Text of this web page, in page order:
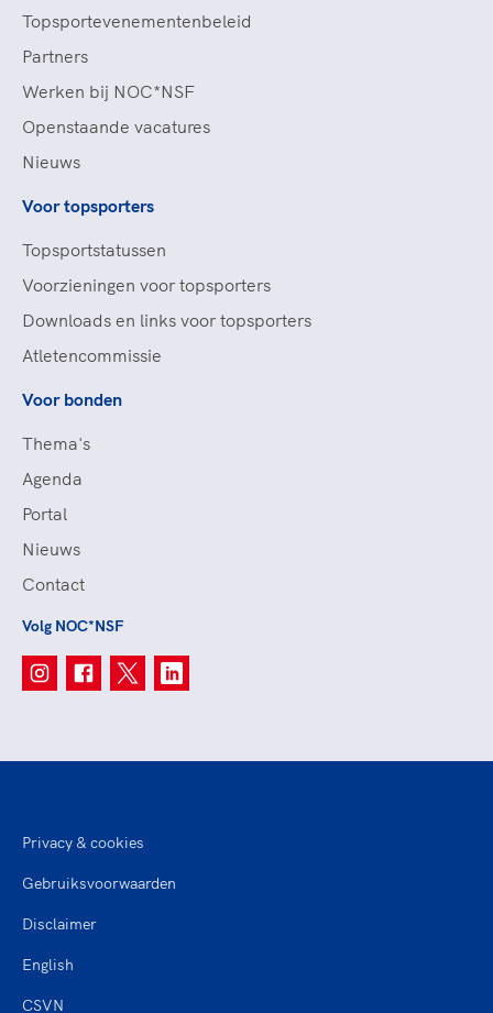
Topsportevenementenbeleid
Partners
Werken bij NOC*NSF
Openstaande vacatures
Nieuws
Voor topsporters
Topsportstatussen
Voorzieningen voor topsporters
Downloads en links voor topsporters
Atletencommissie
Voor bonden
Thema's
Agenda
Portal
Nieuws
Contact
Volg NOC*NSF
Privacy & cookies
Gebruiksvoorwaarden
Disclaimer
English
CSVN